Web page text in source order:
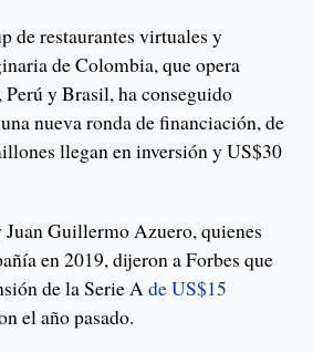
de restaurantes virtuales y
de Colombia, que opera
y Brasil, ha conseguido
nueva ronda de financiación, de
llegan en inversión y US$30
Guillermo Azuero, quienes
en 2019, dijeron a Forbes que
de la Serie Ade US$15
el año pasado.